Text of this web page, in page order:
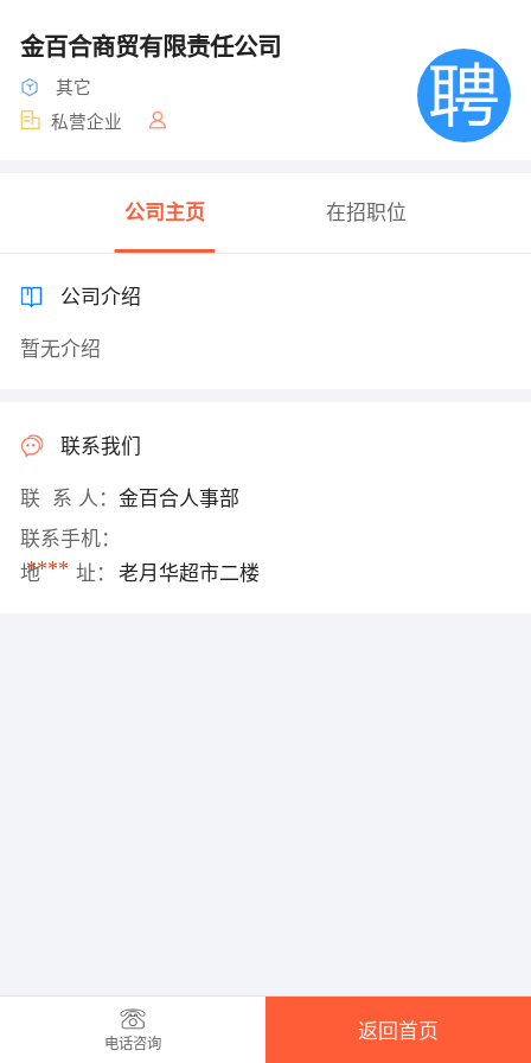
金百合商贸有限责任公司
其它
私营企业
公司主页 在招职位
公司介绍
暂无介绍
联系我们
联 系 人： 金百合人事部
联系手机：
****
地 址： 老月华超市二楼
电话咨询
返回首页